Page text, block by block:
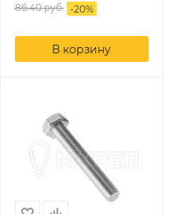
86.40руб. -20%
В корзину